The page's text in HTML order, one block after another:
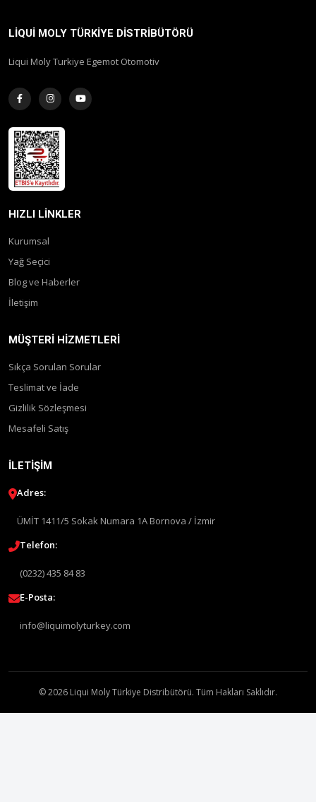
LIQUI MOLY TÜRKIYE DISTRIBÜTÖRÜ
Liqui Moly Turkiye Egemot Otomotiv
HIZLI LINKLER
Kurumsal
Yağ Seçici
Blog ve Haberler
İletişim
MÜŞTERI HIZMETLERI
Sıkça Sorulan Sorular
Teslimat ve İade
Gizlilik Sözleşmesi
Mesafeli Satış
İLETIŞIM
Adres:
ÜMİT 1411/5 Sokak Numara 1A Bornova / İzmir
Telefon:
(0232) 435 84 83
E-Posta:
info@liquimolyturkey.com
© 2026 Liqui Moly Türkiye Distribütörü. Tüm Hakları Saklıdır.